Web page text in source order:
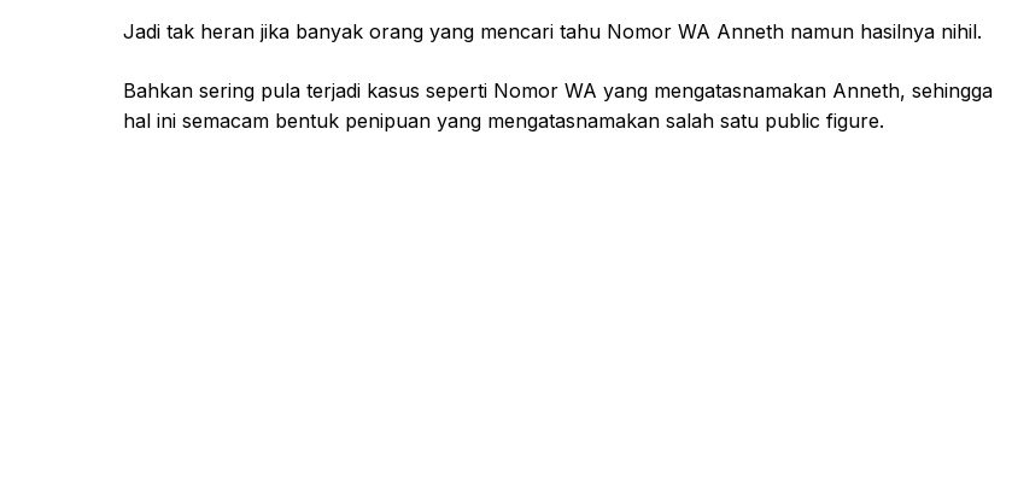
Jadi tak heran jika banyak orang yang mencari tahu Nomor WA Anneth namun hasilnya nihil.
Bahkan sering pula terjadi kasus seperti Nomor WA yang mengatasnamakan Anneth, sehingga
hal ini semacam bentuk penipuan yang mengatasnamakan salah satu public figure.